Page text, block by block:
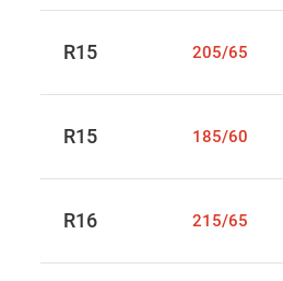
R15 205/65
R15 185/60
R16 215/65